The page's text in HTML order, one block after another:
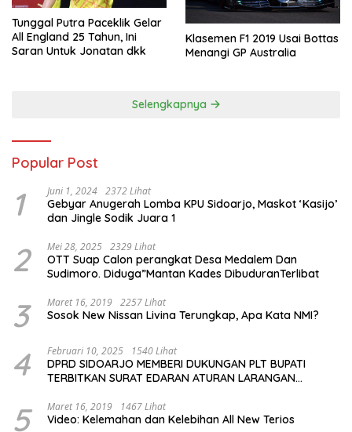
Tunggal Putra Paceklik Gelar
All England 25 Tahun, Ini
Saran Untuk Jonatan dkk
Klasemen F1 2019 Usai Bottas
Menangi GP Australia
Selengkapnya
Popular Post
1 Juni 1, 2024 2372 Lihat
Gebyar Anugerah Lomba KPU Sidoarjo, Maskot ‘Kasijo’
dan Jingle Sodik Juara 1
2 Mei 28, 2025 2329 Lihat
OTT Suap Calon perangkat Desa Medalem Dan
Sudimoro. Diduga”Mantan Kades DibuduranTerlibat
3 Maret 16, 2019 2257 Lihat
Sosok New Nissan Livina Terungkap, Apa Kata NMI?
4 Februari 10, 2025 1540 Lihat
DPRD SIDOARJO MEMBERI DUKUNGAN PLT BUPATI
TERBITKAN SURAT EDARAN ATURAN LARANGAN
KELUAR KOTA
5 Maret 16, 2019 1467 Lihat
Video: Kelemahan dan Kelebihan All New Terios